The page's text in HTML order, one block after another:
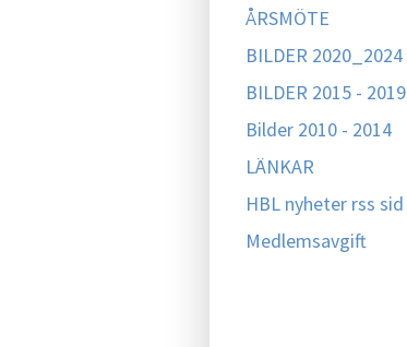
ÅRSMÖTE
BILDER 2020_2024
BILDER 2015 - 2019
Bilder 2010 - 2014
LÄNKAR
HBL nyheter rss sid
Medlemsavgift